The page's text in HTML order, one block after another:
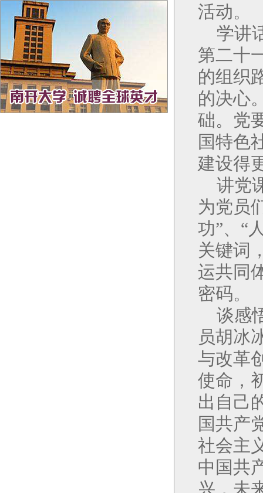
活动。
学讲
第二十
的组织
的决心
础。党
国特色
建设得
讲党
为党员
功”、“
关键词
运共同
密码。
谈感
员胡冰
与改革
使命，
出自己
国共产
社会主
中国共
兴，未